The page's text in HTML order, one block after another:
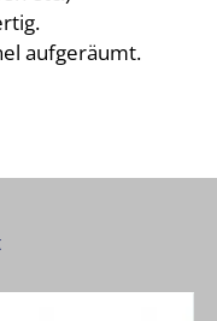
aufgeräumt.